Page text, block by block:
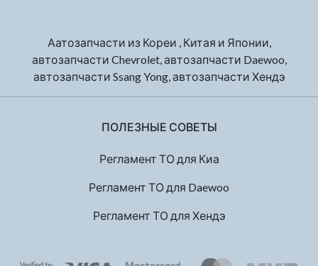
Аатозапчасти из Кореи , Китая и Японии,
автозапчасти Chevrolet, автозапчасти Daewoo,
автозапчасти Ssang Yong, автозапчасти Хендэ
ПОЛЕЗНЫЕ СОВЕТЫ
Регламент ТО для Киа
Регламент ТО для Daewoo
Регламент ТО для Хендэ